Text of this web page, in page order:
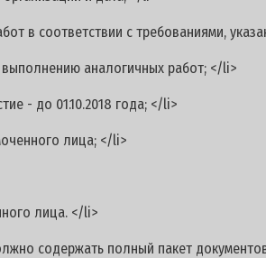
в соответствии с требованиями,
аналогичных работ; </li>
- до 01.10.2018 года; </li>
лица; </li>
лица. </li>
содержать полный пакет